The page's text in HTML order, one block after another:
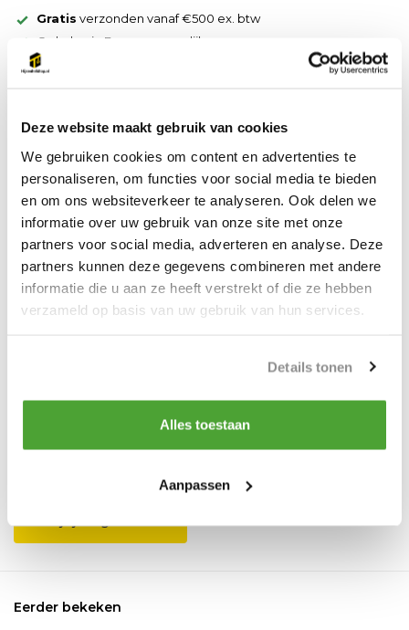
Deze website maakt gebruik van cookies
We gebruiken cookies om content en advertenties te
personaliseren, om functies voor social media te bieden
en om ons websiteverkeer te analyseren. Ook delen we
informatie over uw gebruik van onze site met onze
partners voor social media, adverteren en analyse. Deze
partners kunnen deze gegevens combineren met andere
informatie die u aan ze heeft verstrekt of die ze hebben
verzameld op basis van uw gebruik van hun services.
Details tonen
Alles toestaan
Aanpassen
Gratis verzonden vanaf €500 ex. btw
Ophalen in Emmen mogelijk
Snel geleverd, vaak al de volgende werkdag
Do you have a question about this product?
Our employee is happy to help you find the right product
Reviews
Eerder bekeken